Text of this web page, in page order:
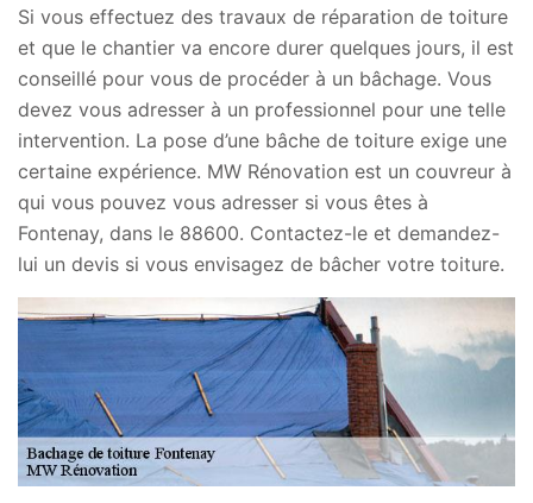
Si vous effectuez des travaux de réparation de toiture
et que le chantier va encore durer quelques jours, il est
conseillé pour vous de procéder à un bâchage. Vous
devez vous adresser à un professionnel pour une telle
intervention. La pose d’une bâche de toiture exige une
certaine expérience. MW Rénovation est un couvreur à
qui vous pouvez vous adresser si vous êtes à
Fontenay, dans le 88600. Contactez-le et demandez-
lui un devis si vous envisagez de bâcher votre toiture.